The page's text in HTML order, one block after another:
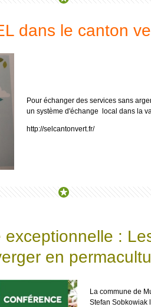
dans le canton
Pour échanger des services sans
un système d'échange local dans la
http://selcantonvert.fr/
exceptionnelle :
en
La commune de
Stefan Sobkowiak